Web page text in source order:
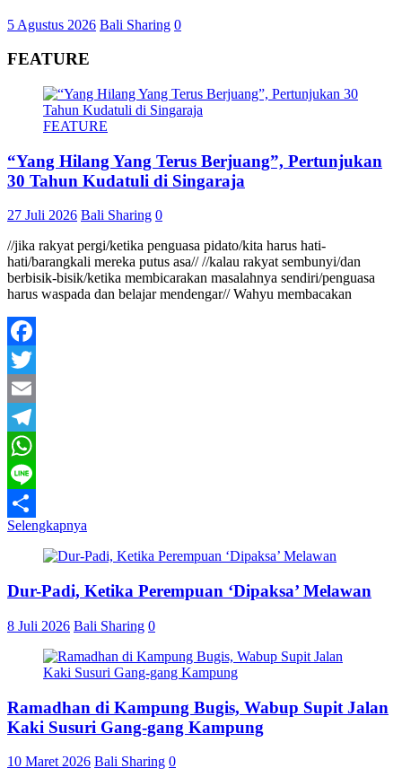
5 Agustus 2026 Bali Sharing 0
FEATURE
FEATURE
“Yang Hilang Yang Terus Berjuang”, Pertunjukan
30 Tahun Kudatuli di Singaraja
27 Juli 2026 Bali Sharing 0
//jika rakyat pergi/ketika penguasa pidato/kita harus hati-
hati/barangkali mereka putus asa// //kalau rakyat sembunyi/dan
berbisik-bisik/ketika membicarakan masalahnya sendiri/penguasa
harus waspada dan belajar mendengar// Wahyu membacakan
Facebook
Twitter
Email
Telegram
WhatsApp
Line
Share
Selengkapnya
Dur-Padi, Ketika Perempuan ‘Dipaksa’ Melawan
8 Juli 2026 Bali Sharing 0
Ramadhan di Kampung Bugis, Wabup Supit Jalan
Kaki Susuri Gang-gang Kampung
10 Maret 2026 Bali Sharing 0